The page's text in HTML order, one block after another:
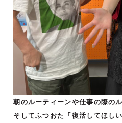
朝のルーティーンや仕事の際の
そしてふつおた「復活してほし